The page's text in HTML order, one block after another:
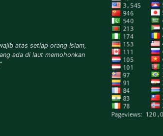
atas setiap orang Islam,
ada di laut memohonkan